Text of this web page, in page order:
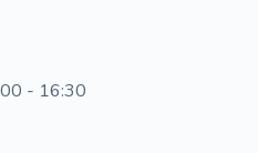
- 16:30